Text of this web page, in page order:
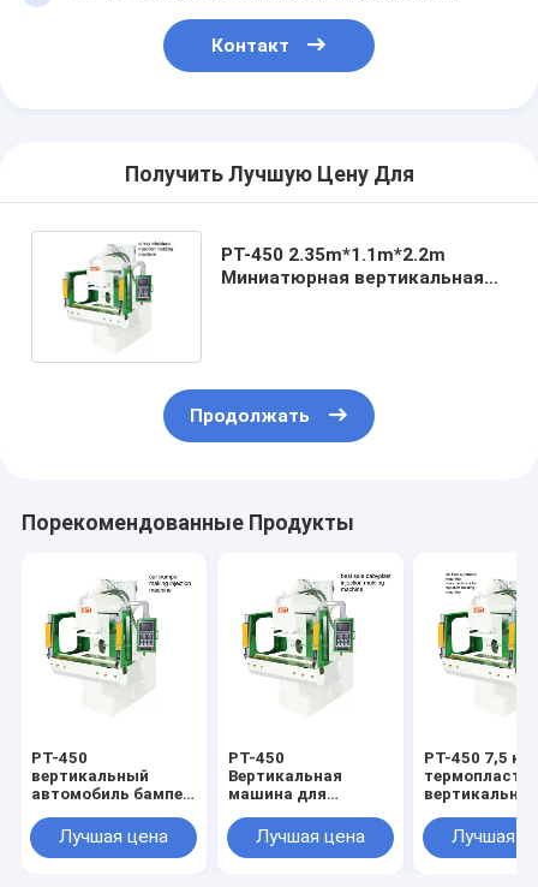
Контакт
Получить Лучшую Цену Для
PT-450 2.35m*1.1m*2.2m
Миниатюрная вертикальная
Продолжать
Порекомендованные Продукты
PT-450
вертикальный
автомобиль бампер
инжектор машины
7,5 кВт
Лучшая цена
PT-450
Вертикальная
машина для
впрысками для
малышей с
Лучшая цена
PT-450 7,5
вертикальная
фильтрация
Лучшая